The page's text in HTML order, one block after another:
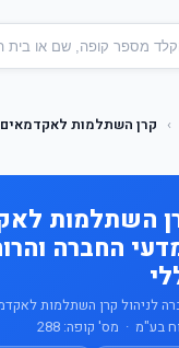
›
קרן השתלמות
השתלמות
החברה
לניהול קרן השתלמות
בע"מ · מס' קופה: 288